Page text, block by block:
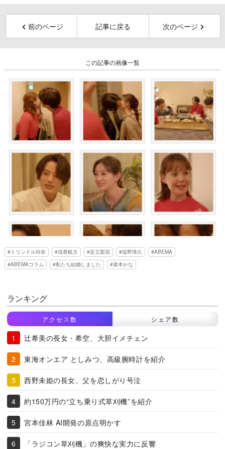
前のページ 記事に戻る 次のページ
この記事の画像一覧
トリンドル玲奈 浅香航大 足立梨花 塩野瑛久
ABEMA
ABEMAコラム
私たち結婚しました 菜本かな
ランキング
アクセス数 シェア数
辻希美の長女・希空、大胆イメチェン
東海オンエア としみつ、高級腕時計を紹介
西野未姫の長女、父を恋しがり号泣
約150万円の“立ち乗り式草刈機”を紹介
宮本佳林 AI開発の原点明かす
「ラジコン草刈機」の爽快な実力に反響